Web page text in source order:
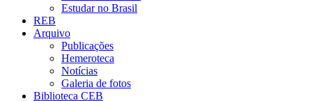
Estudar no Brasil
REB
Arquivo
Publicações
Hemeroteca
Notícias
Galeria de fotos
Biblioteca CEB